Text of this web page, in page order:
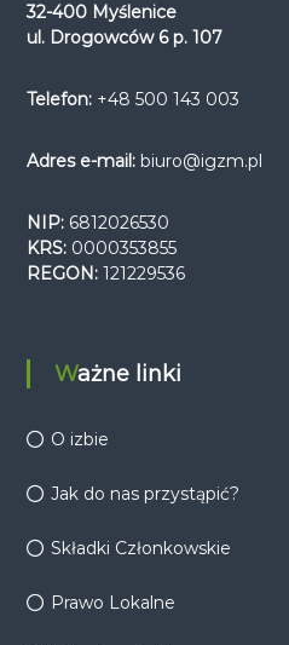
32-400 Myślenice
ul. Drogowców 6 p. 107
Telefon: +48 500 143 003
Adres e-mail: biuro@igzm.pl
NIP:6812026530
KRS:0000353855
REGON:121229536
Ważne linki
O izbie
Jak do nas przystąpić?
Składki Członkowskie
Prawo Lokalne